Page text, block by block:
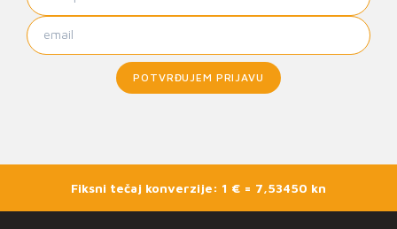
POTVRĐUJEM PRIJAVU
Fiksni tečaj konverzije: 1 € = 7,53450 kn